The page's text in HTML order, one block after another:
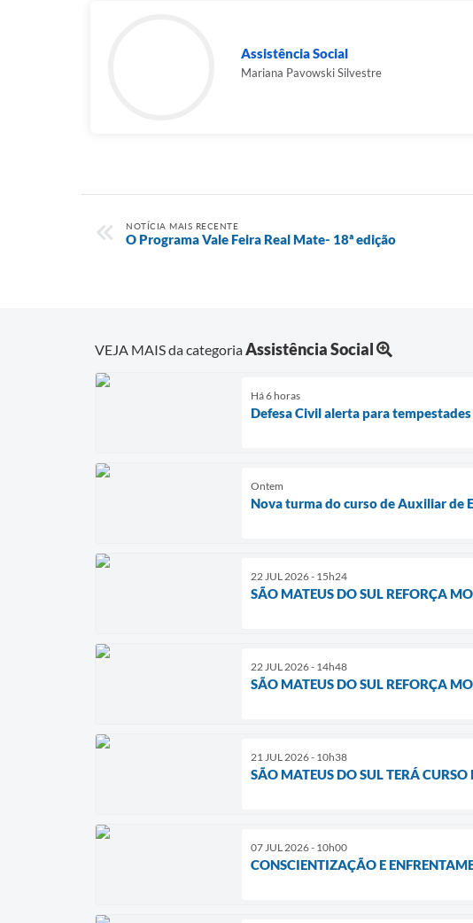
Assistência Social
Mariana Pavowski Silvestre
NOTÍCIA MAIS RECENTE
O Programa Vale Feira Real Mate- 18ª edição
VEJA MAIS da categoriaAssistência Social
Há 6 horas
Defesa Civil alerta para
Ontem
Nova turma do curso de Auxiliar de
22 JUL 2026 - 15h24
SÃO MATEUS DO SUL REFORÇA
22 JUL 2026 - 14h48
SÃO MATEUS DO SUL REFORÇA
21 JUL 2026 - 10h38
SÃO MATEUS DO SUL TERÁ
07 JUL 2026 - 10h00
CONSCIENTIZAÇÃO E